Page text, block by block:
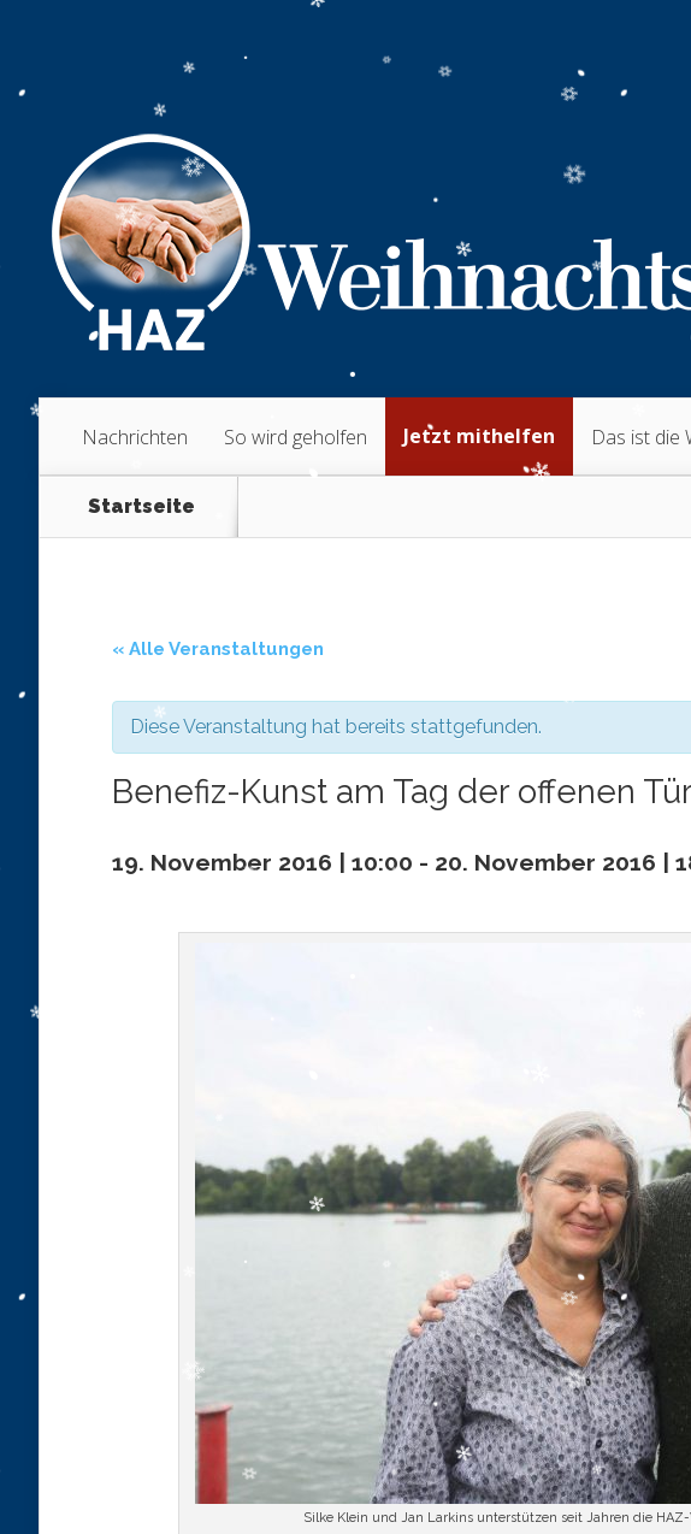
Nachrichten So wird geholfen Jetzt mithelfen Das ist die
Startseite
« Alle Veranstaltungen
Diese Veranstaltung hat bereits stattgefunden.
Benefiz-Kunst am Tag der offenen Tür
19. November 2016 | 10:00 - 20. November 2016 |
Silke Klein und Jan Larkins unterstützen seit Jahren die